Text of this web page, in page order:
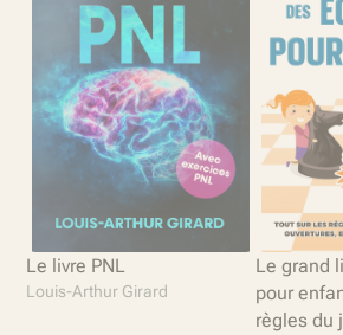
Le livre PNL
Louis-Arthur Girard
Le grand
pour
règles du